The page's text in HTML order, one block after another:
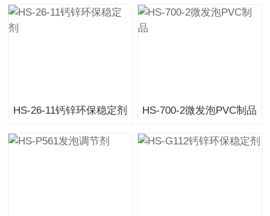
HS-26-11钙锌环保稳定剂 HS-700-2微发泡PVC制品